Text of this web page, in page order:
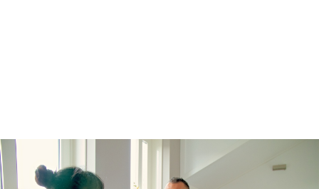
Economie
Engels
Geschiedenis